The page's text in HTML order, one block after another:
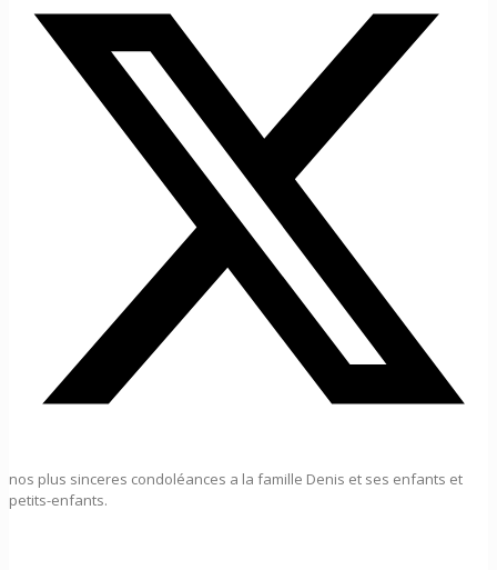
nos plus sinceres condoléances a la famille Denis et ses enfants et
petits-enfants.